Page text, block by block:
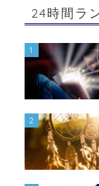
24時間ラ
1
2